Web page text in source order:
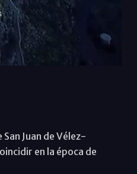
Juan de Vélez-
en la época de